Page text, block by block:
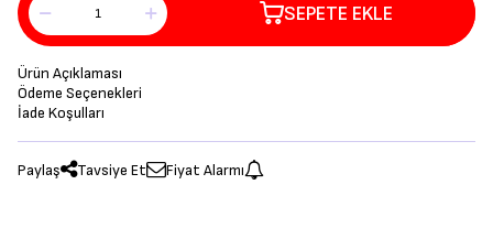
SEPETE EKLE
Ürün Açıklaması
Ödeme Seçenekleri
İade Koşulları
Paylaş Tavsiye Et Fiyat Alarmı